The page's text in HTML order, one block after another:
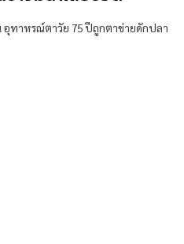
อุทาหรณ์ตาวัย 75 ปีถูกตาข่ายดักปลา